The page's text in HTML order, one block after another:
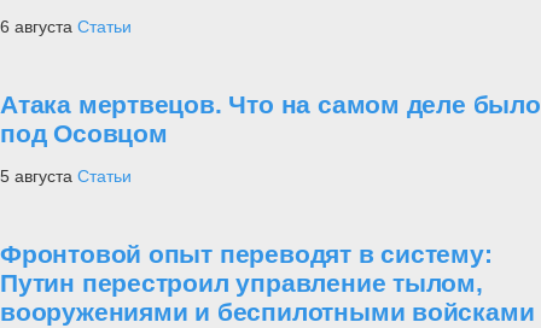
6 августа Статьи
Атака мертвецов. Что на самом деле было
под Осовцом
5 августа Статьи
Фронтовой опыт переводят в систему:
Путин перестроил управление тылом,
вооружениями и беспилотными войсками